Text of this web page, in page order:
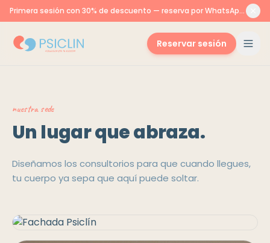
Primera sesión con 30% de descuento — reserva por WhatsApp o aquí
Reservar sesión
nuestra sede
Un lugar que abraza.
Diseñamos los consultorios para que cuando llegues,
tu cuerpo ya sepa que aquí puede soltar.